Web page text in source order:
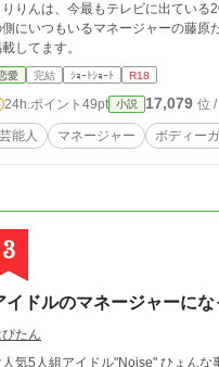
りんは、今最もテレビに出ている
にいつもいるマネージャーの藤原だ。しかし売
してます。
愛 完結 ｼｮｰﾄｼｮｰﾄ R18
24h.ポイント 49pt 小説 17,079 位
芸能人 マネージャー ボディー
3
イドルのマネージャーにな
たん
アイドル"Noise" ひょんな事からそのマネージャーとして働く事になった冴島咲夜(さえじまさくや)。 Noiseのメンバー達